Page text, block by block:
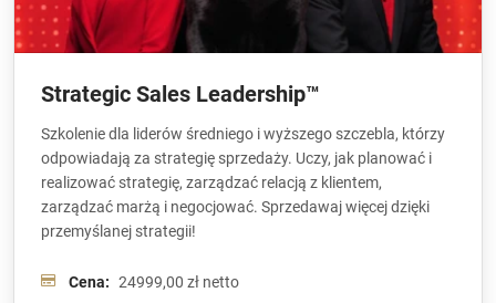
Strategic Sales Leadership™
Szkolenie dla liderów średniego i wyższego szczebla, którzy
odpowiadają za strategię sprzedaży. Uczy, jak planować i
realizować strategię, zarządzać relacją z klientem,
zarządzać marżą i negocjować. Sprzedawaj więcej dzięki
przemyślanej strategii!
Cena: 24999,00 zł netto